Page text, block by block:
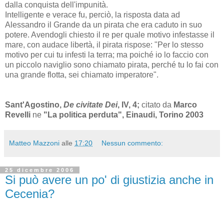
dalla conquista dell'impunità.
Intelligente e verace fu, perciò, la risposta data ad
Alessandro il Grande da un pirata che era caduto in suo
potere. Avendogli chiesto il re per quale motivo infestasse il
mare, con audace libertà, il pirata rispose: "Per lo stesso
motivo per cui tu infesti la terra; ma poiché io lo faccio con
un piccolo naviglio sono chiamato pirata, perché tu lo fai con
una grande flotta, sei chiamato imperatore".
Sant'Agostino, De civitate Dei, IV, 4; citato da Marco
Revelli ne "La politica perduta", Einaudi, Torino 2003
Matteo Mazzoni alle 17:20 Nessun commento:
25 dicembre 2006
Si può avere un po' di giustizia anche in
Cecenia?